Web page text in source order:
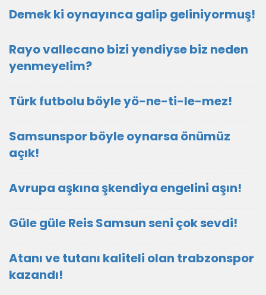
Demek ki oynayınca galip geliniyormuş!
Rayo vallecano bizi yendiyse biz neden
yenmeyelim?
Türk futbolu böyle yö-ne-ti-le-mez!
Samsunspor böyle oynarsa önümüz
açık!
Avrupa aşkına şkendiya engelini aşın!
Güle güle Reis Samsun seni çok sevdi!
Atanı ve tutanı kaliteli olan trabzonspor
kazandı!